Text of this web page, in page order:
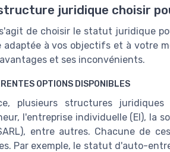
juridique choisir
de choisir le statut juridique
à vos objectifs et à votre
et ses inconvénients.
OPTIONS DISPONIBLES
plusieurs structures
l'entreprise individuelle (EI), la
entre autres. Chacune de
Par exemple, le statut d'auto-